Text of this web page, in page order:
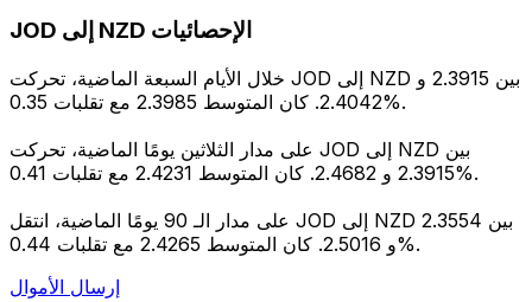
JOD إلى NZD الإحصائيات
خلال الأيام السبعة الماضية، تحركت JOD إلى NZD بين 2.3915 و
2.4042. كان المتوسط 2.3985 مع تقلبات 0.35%.
على مدار الثلاثين يومًا الماضية، تحركت JOD إلى NZD بين
2.3915 و 2.4682. كان المتوسط 2.4231 مع تقلبات 0.41%.
على مدار الـ 90 يومًا الماضية، انتقل JOD إلى NZD بين 2.3554
و 2.5016. كان المتوسط 2.4265 مع تقلبات 0.44%.
إرسال الأموال